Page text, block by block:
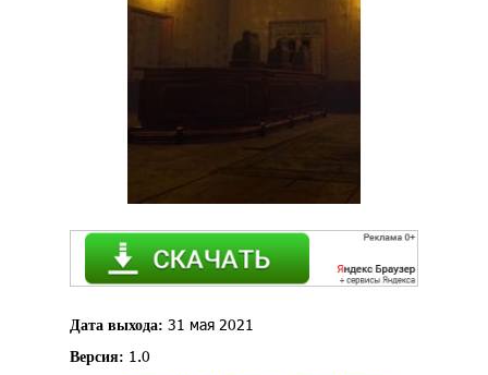
Дата выхода: 31 мая 2021
Версия: 1.0